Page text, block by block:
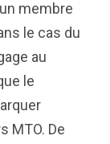
membre
le cas du
au
le
MTO. De